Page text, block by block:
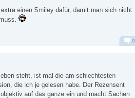
einen Smiley dafür, damit man sich nicht
0
steht, ist mal die am schlechtesten
die ich je gelesen habe. Der Rezensent
auf das ganze ein und macht Sachen